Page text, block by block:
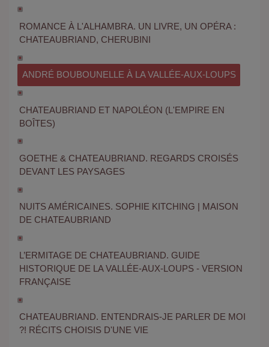
ROMANCE À L'ALHAMBRA. UN LIVRE, UN OPÉRA :
CHATEAUBRIAND, CHERUBINI
ANDRÉ BOUBOUNELLE À LA VALLÉE-AUX-LOUPS
CHATEAUBRIAND ET NAPOLÉON (L'EMPIRE EN
BOÎTES)
GOETHE & CHATEAUBRIAND. REGARDS CROISÉS
DEVANT LES PAYSAGES
NUITS AMÉRICAINES. SOPHIE KITCHING | MAISON
DE CHATEAUBRIAND
L’ERMITAGE DE CHATEAUBRIAND. GUIDE
HISTORIQUE DE LA VALLÉE-AUX-LOUPS - VERSION
FRANÇAISE
CHATEAUBRIAND. ENTENDRAIS-JE PARLER DE MOI
?! RÉCITS CHOISIS D'UNE VIE